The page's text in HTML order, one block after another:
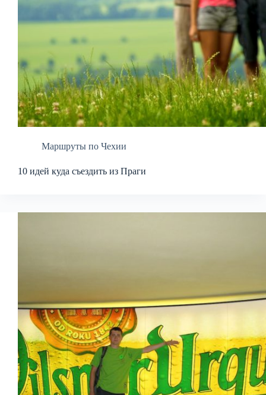
Маршруты по Чехии
10 идей куда съездить из Праги